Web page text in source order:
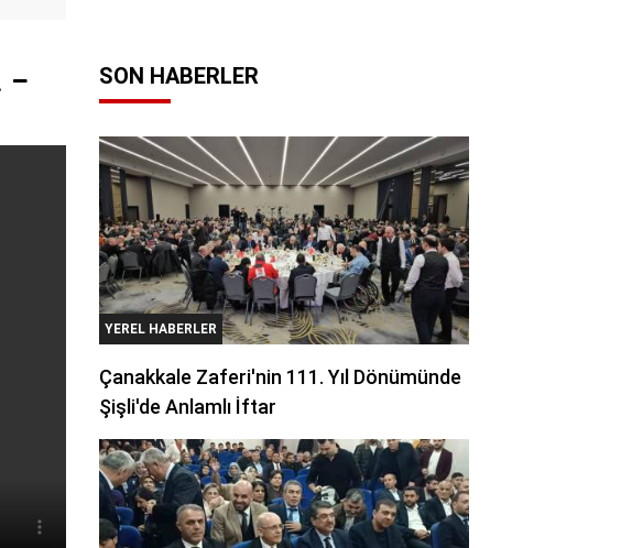
SON HABERLER
YEREL HABERLER
Çanakkale Zaferi'nin 111. Yıl Dönümünde
Şişli'de Anlamlı İftar